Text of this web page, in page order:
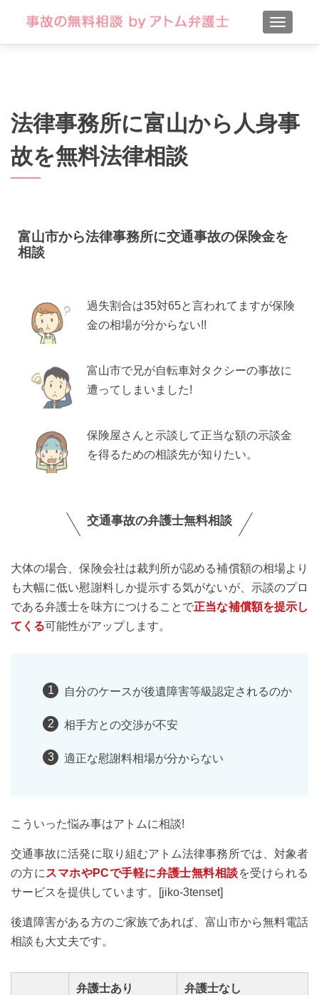
法律事務所に富山から人身事
故を無料法律相談
富山市から法律事務所に交通事故の保険金を
相談
過失割合は35対65と言われてますが保険
金の相場が分からない!!
富山市で兄が自転車対タクシーの事故に
遭ってしまいました!
保険屋さんと示談して正当な額の示談金
を得るための相談先が知りたい。
交通事故の弁護士無料相談
大体の場合、保険会社は裁判所が認める補償額の相場より
も大幅に低い慰謝料しか提示する気がないが、示談のプロ
である弁護士を味方につけることで正当な補償額を提示し
てくる可能性がアップします。
自分のケースが後遺障害等級認定されるのか
相手方との交渉が不安
適正な慰謝料相場が分からない
こういった悩み事はアトムに相談!
交通事故に活発に取り組むアトム法律事務所では、対象者
の方に スマホやPCで手軽に弁護士無料相談を受けられる
サービスを提供しています。[jiko-3tenset]
後遺障害がある方のご家族であれば、富山市から無料電話
相談も大丈夫です。
弁護士あり 弁護士なし